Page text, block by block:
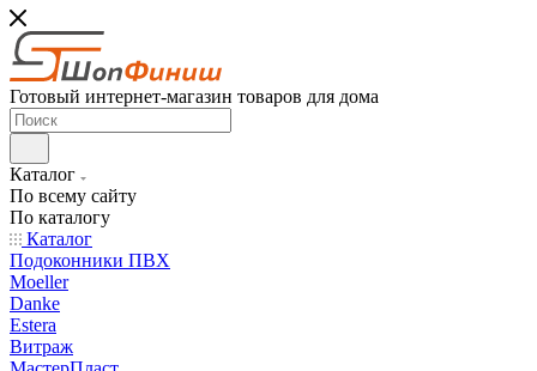
Готовый интернет-магазин товаров для дома
Каталог
По всему сайту
По каталогу
Каталог
Подоконники ПВХ
Moeller
Danke
Estera
Витраж